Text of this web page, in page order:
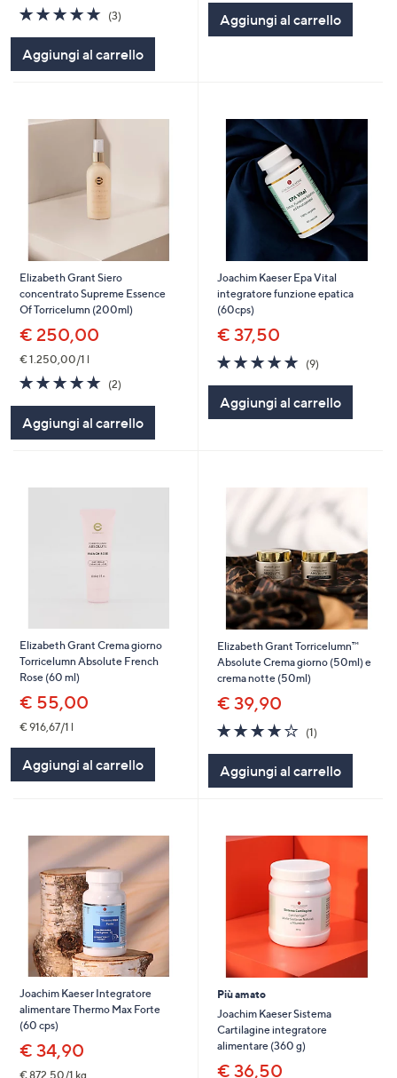
5.0
of
Stars
(3)3
Aggiungi al carrello
Stars
Aggiungi al carrello
Elizabeth Grant Siero
concentrato Supreme Essence
Of Torricelumn (200ml)
€ 250,00
€ 1.250,00/1 l
5.0
of
5
Stars
(2)
Aggiungi al carrello
Joachim Kaeser Epa Vital
integratore funzione epatica
(60cps)
€ 37,50
5.0
of
Stars
(9)9
Aggiungi al carrello
Elizabeth Grant Crema giorno
Torricelumn Absolute French
Rose (60 ml)
€ 55,00
€ 916,67/1 l
Aggiungi al carrello
Elizabeth Grant Torricelumn™
Absolute Crema giorno (50ml) e
crema notte (50ml)
€ 39,90
4.0
of
5
Stars
(1)
Aggiungi al carrello
Joachim Kaeser Integratore
alimentare Thermo Max Forte
(60 cps)
€ 34,90
€ 872,50/1 kg
Più amato
Joachim Kaeser Sistema
Cartilagine integratore
alimentare (360 g)
€ 36,50